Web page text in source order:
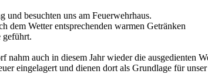
und besuchten uns am Feuerwehrhaus.
dem Wetter entsprechenden warmen Getränken
geführt.
nahm auch in diesem Jahr wieder die ausgedienten
eingelagert und dienen dort als Grundlage für